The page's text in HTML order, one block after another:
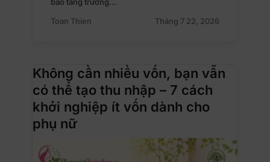
Toan Thien
Tháng 7 22, 2026
Không cần nhiều vốn, bạn vẫn
có thể tạo thu nhập – 7 cách
khởi nghiệp ít vốn dành cho
phụ nữ